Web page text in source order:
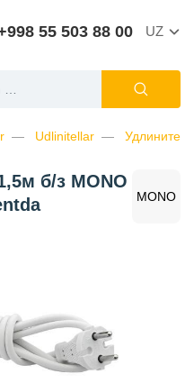
55 503 88 00 UZ
Udlinitellar
б/з MONO
MONO